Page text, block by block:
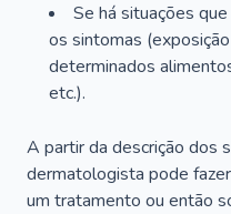
Se há situações
os sintomas
determinados
etc.).
A partir da descrição dos
dermatologista pode
um tratamento ou então